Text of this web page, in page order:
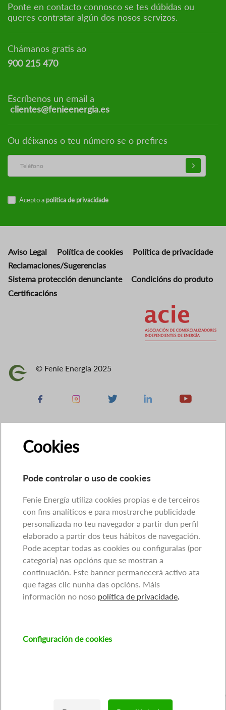
Ponte en contacto connosco se tes dúbidas ou
queres contratar algún dos nosos servizos.
Chámanos gratis ao
900 215 470
Escríbenos un email a
clientes@fenieenergia.es
Ou déixanos o teu número se o prefires
Acepto a política de privacidade
Aviso Legal Política de cookies
Política de privacidade
Reclamaciones/Sugerencias
Sistema protección denunciante
Condicións do produto
Certificacións
Imaxe © Feníe Energía 2025
Facebook Instagram X Linkedin Youtube
Cookies
Pode controlar o uso de cookies
Feníe Energía utiliza cookies propias e de terceiros
con fins analíticos e para mostrarche publicidade
personalizada no teu navegador a partir dun perfil
elaborado a partir dos teus hábitos de navegación.
Pode aceptar todas as cookies ou configuralas (por
categoría) nas opcións que se mostran a
continuación. Este banner permanecerá activo ata
que fagas clic nunha das opcións. Máis
información no noso política de privacidade
Configuración de cookies